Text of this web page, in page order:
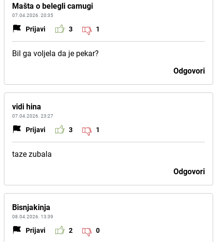
Mašta o belegli camugi
07.04.2026. 20:35
Prijavi 3 1
Bil ga voljela da je pekar?
Odgovori
vidi hina
07.04.2026. 23:27
Prijavi 3 1
taze zubala
Odgovori
Bisnjakinja
08.04.2026. 13:39
Prijavi 2 0